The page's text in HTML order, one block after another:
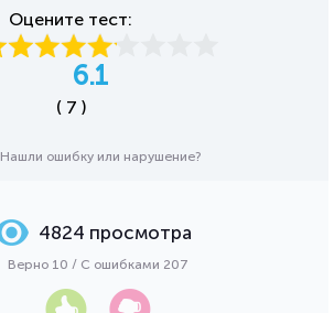
Оцените тест:
6.1
( 7 )
Нашли ошибку или нарушение?
4824 просмотра
Верно 10 / С ошибками 207